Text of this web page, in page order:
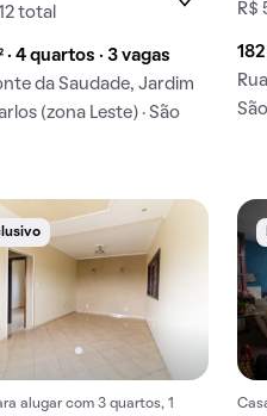
total
· 4 quartos · 3 vagas
da Saudade, Jardim
(zona Leste) · São
R$
alugar com 3 quartos, 1